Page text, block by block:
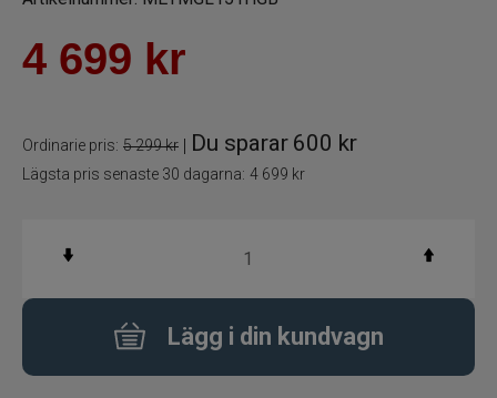
Fiskeset
Fiskelinor
Tillbehör
Flugbindning
Flugfiske
4 699 kr
Ordinarie pris: 5 299 kr | Du sparar 600 kr
Lägsta pris senaste 30 dagarna: 4 699 kr
Lägg i din kundvagn